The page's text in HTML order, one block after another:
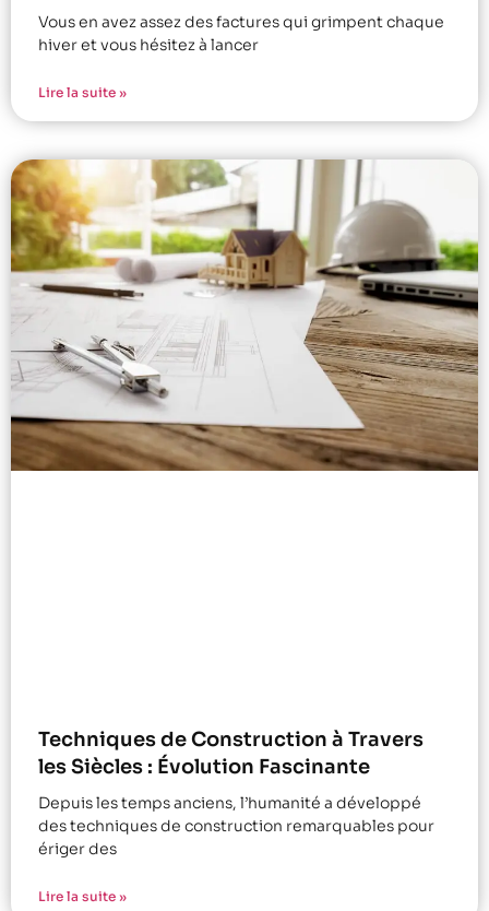
Vous en avez assez des factures qui grimpent chaque
hiver et vous hésitez à lancer
Lire la suite »
Techniques de Construction à Travers
les Siècles : Évolution Fascinante
Depuis les temps anciens, l’humanité a développé
des techniques de construction remarquables pour
ériger des
Lire la suite »